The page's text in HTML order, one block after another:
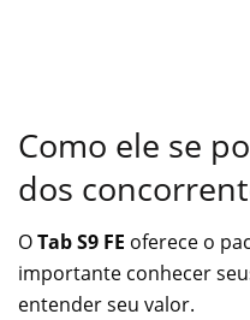
Como ele se
dos
OTab S9 FE oferece o
importante conhecer
entender seu valor.